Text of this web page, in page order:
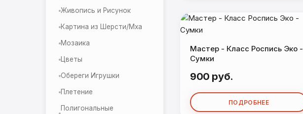
Живопись и Рисунок
Картина из Шерсти/Мха
Мозаика
Цветы
Обереги Игрушки
Плетение
Полигональные
Мастер - Класс Роспись Эко -
Сумки
900 руб.
ПОДРОБНЕЕ